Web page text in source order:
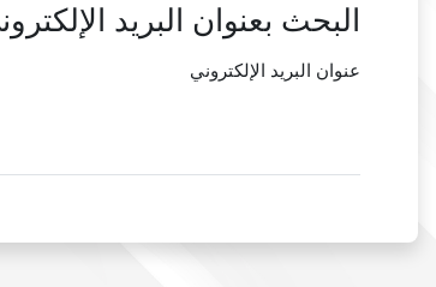
البحث بعنوان البريد الإلكتروني
البحث بعنوان البريد
عنوان البريد الإلكتروني